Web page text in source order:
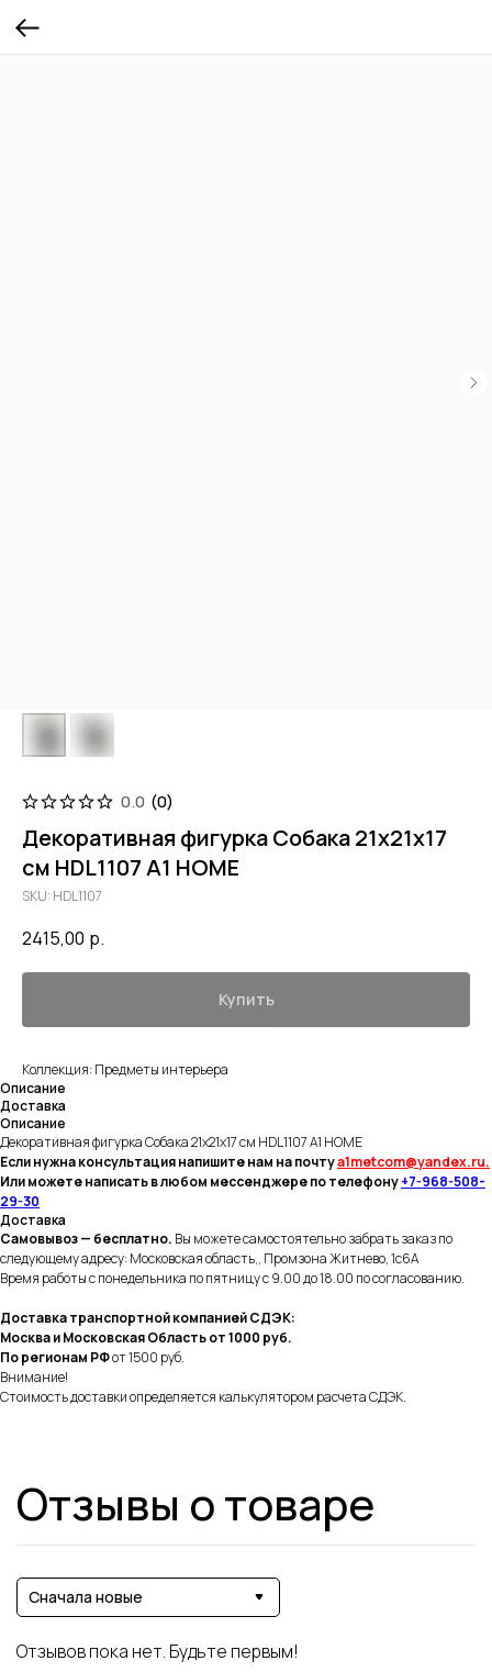
0.0 (0)
Декоративная фигурка Собака 21x21x17
см HDL1107 A1 HOME
SKU: HDL1107
2415,00 р.
Купить
Коллекция: Предметы интерьера
Описание
Доставка
Описание
Декоративная фигурка Собака 21x21x17 см HDL1107 A1 HOME
Если нужна консультация напишите нам на почтуa1metcom@yandex.ru.
Или можете написать влюбом мессенджере по телефону+7-968-508-
29-30
Доставка
Самовывоз — бесплатно. Вы можете самостоятельно забрать заказ по
следующему адресу: Московская область,, Промзона Житнево, 1с6А
Время работы с понедельника по пятницу с 9.00 до 18.00 по согласованию.
Доставка транспортной компанией СДЭК:
Москва и Московская Область от 1000 руб.
По регионам РФот 1500 руб.
Внимание!
Стоимость доставки определяется калькулятором расчета СДЭК.
Отзывы о товаре
Сначала новые
Отзывов пока нет. Будьте первым!